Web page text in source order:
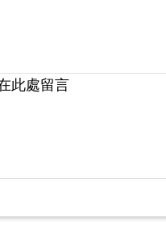
此處留言